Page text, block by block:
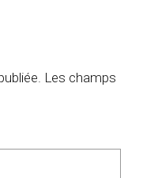
Les champs